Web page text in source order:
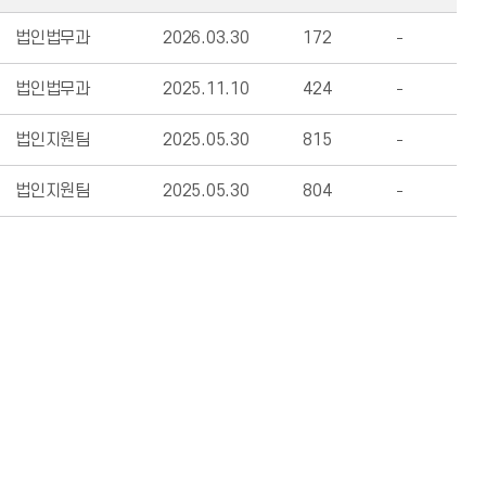
법인법무과 2026.03.30 172
법인법무과 2025.11.10 424
법인지원팀 2025.05.30 815
법인지원팀 2025.05.30 804